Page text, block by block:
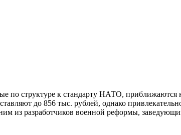
по структуре к стандарту НАТО,
до 856 тыс. рублей, однако
из разработчиков военной реформы,